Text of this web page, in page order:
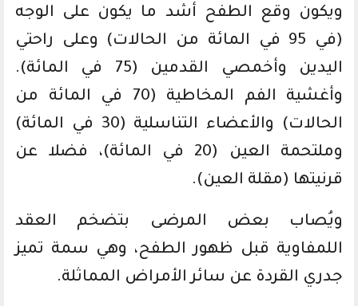
ويكون وقع الطفح أشد ما يكون على الوجه
(في 95 في المائة من الحالات) وعلى راحتي
اليدين وأخمصي القدمين (75 في المائة).
وأغشية الفم المخاطية (70 في المائة من
الحالات) والأعضاء التناسلية (30 في المائة)
وملتحمة العين (20 في المائة)، فضلا عن
قرنيتها (مقلة العين).
ويُصاب بعض المرضى بتضخم العقد
اللمفاوية قبل ظهور الطفح، وهي سمة تميز
جدري القردة عن سائر الأمراض المماثلة.